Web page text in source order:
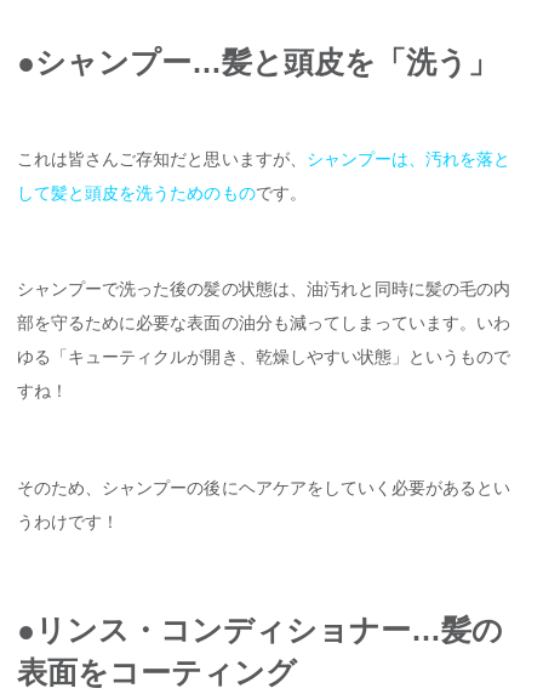
●シャンプー…髪と頭皮を「洗う」
これは皆さんご存知だと思いますが、 シャンプーは、汚れを落と
して髪と頭皮を洗うためのものです。
シャンプーで洗った後の髪の状態は、油汚れと同時に髪の毛の内
部を守るために必要な表面の油分も減ってしまっています。いわ
ゆる「キューティクルが開き、乾燥しやすい状態」というもので
すね！
そのため、シャンプーの後にヘアケアをしていく必要があるとい
うわけです！
●リンス・コンディショナー…髪の
表面をコーティング